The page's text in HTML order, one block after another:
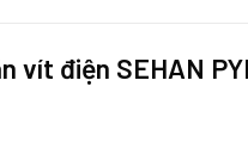
vít điện SEHAN